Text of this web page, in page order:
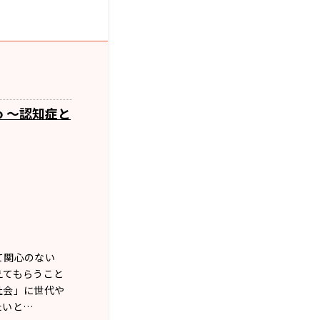
認知症と
心のない
もらうこと
」に世代や
いと…